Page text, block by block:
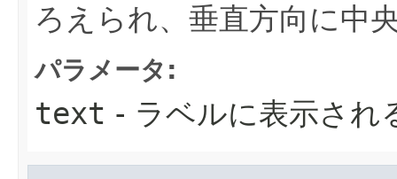
ろえられ、垂直方向に中
パラメータ:
text - ラベルに表示され